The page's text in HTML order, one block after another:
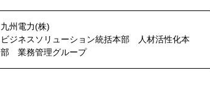
九州電力(株)
ビジネスソリューション統括本部 人材活性化本
部 業務管理グループ